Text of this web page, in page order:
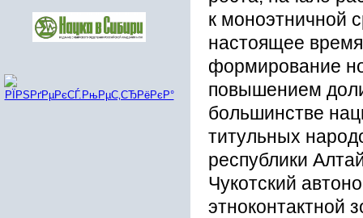
к моноэтничной
настоящее время
формирование
повышением
большинстве
титульных
республики
Чукотский
этноконтактной